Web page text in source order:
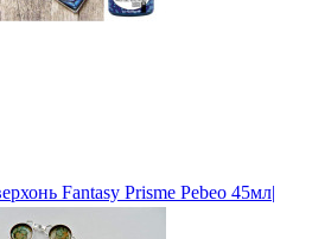
Fantasy Prisme Pebeo 45мл|